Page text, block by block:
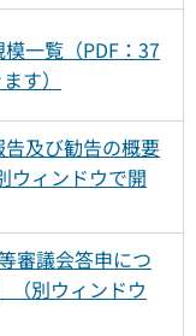
一覧（PDF：37
す）
及び勧告の概要
ウィンドウで開
審議会答申につ
（別ウィンドウ